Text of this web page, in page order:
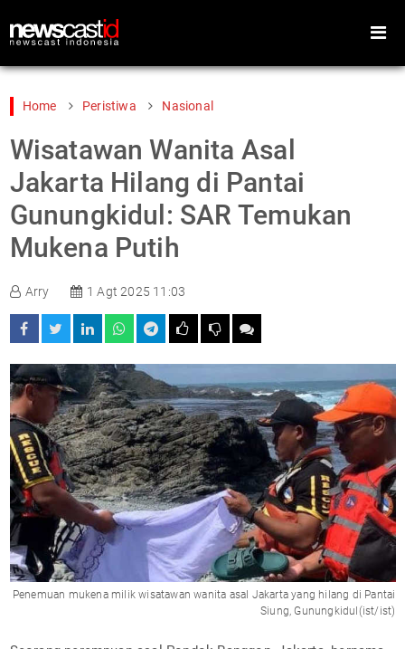
Home
Peristiwa
Games
Home Peristiwa Nasional
Wisatawan Wanita Asal
Jakarta Hilang di Pantai
Gunungkidul: SAR Temukan
Mukena Putih
Arry 1 Agt 2025 11:03
Penemuan mukena milik wisatawan wanita asal Jakarta yang hilang di Pantai
Siung, Gunungkidul(ist/ist)